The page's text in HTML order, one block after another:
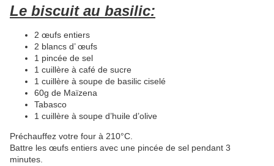
Le biscuit au basilic:
2 œufs entiers
2 blancs d’ œufs
1 pincée de sel
1 cuillère à café de sucre
1 cuillère à soupe de basilic ciselé
60g de Maïzena
Tabasco
1 cuillère à soupe d’huile d’olive
Préchauffez votre four à 210°C.
Battre les œufs entiers avec une pincée de sel pendant 3
minutes.